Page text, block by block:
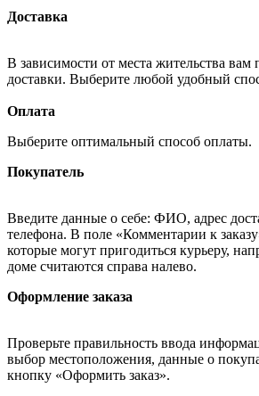
Доставка
В зависимости от места жительства вам
доставки. Выберите любой удобный
Оплата
Выберите оптимальный способ оплаты.
Покупатель
Введите данные о себе: ФИО, адрес
телефона. В поле «Комментарии к
которые могут пригодиться курьеру,
доме считаются справа налево.
Оформление заказа
Проверьте правильность ввода
выбор местоположения, данные о
кнопку «Оформить заказ».